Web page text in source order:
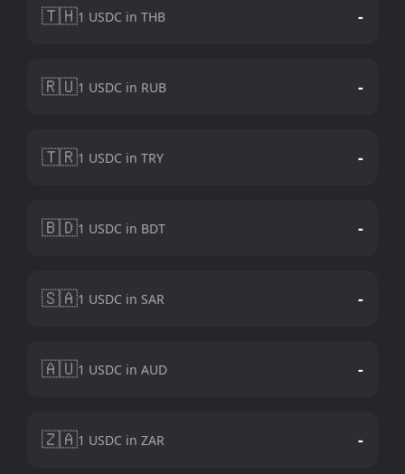
🇹🇭1 USDC in THB -
🇷🇺1 USDC in RUB -
🇹🇷1 USDC in TRY -
🇧🇩1 USDC in BDT -
🇸🇦1 USDC in SAR -
🇦🇺1 USDC in AUD -
🇿🇦1 USDC in ZAR -